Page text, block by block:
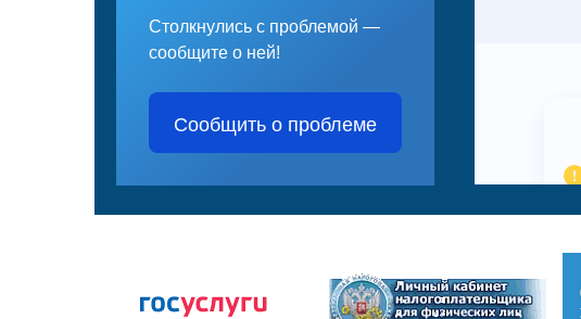
Столкнулись с проблемой —
сообщите о ней!
Сообщить о проблеме